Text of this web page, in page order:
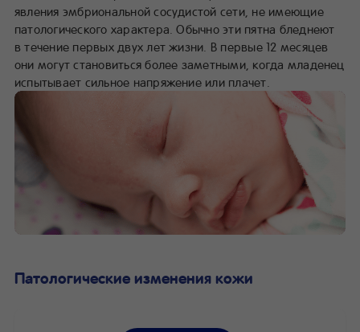
явления эмбриональной сосудистой сети, не имеющие
патологического характера. Обычно эти пятна бледнеют
в течение первых двух лет жизни. В первые 12 месяцев
они могут становиться более заметными, когда младенец
испытывает сильное напряжение или плачет.
Патологические изменения кожи